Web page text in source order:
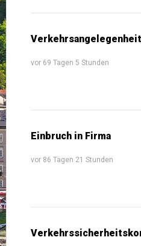
vor 69 Tagen 5 Stunden
Einbruch in Firma
vor 86 Tagen 21 Stunden